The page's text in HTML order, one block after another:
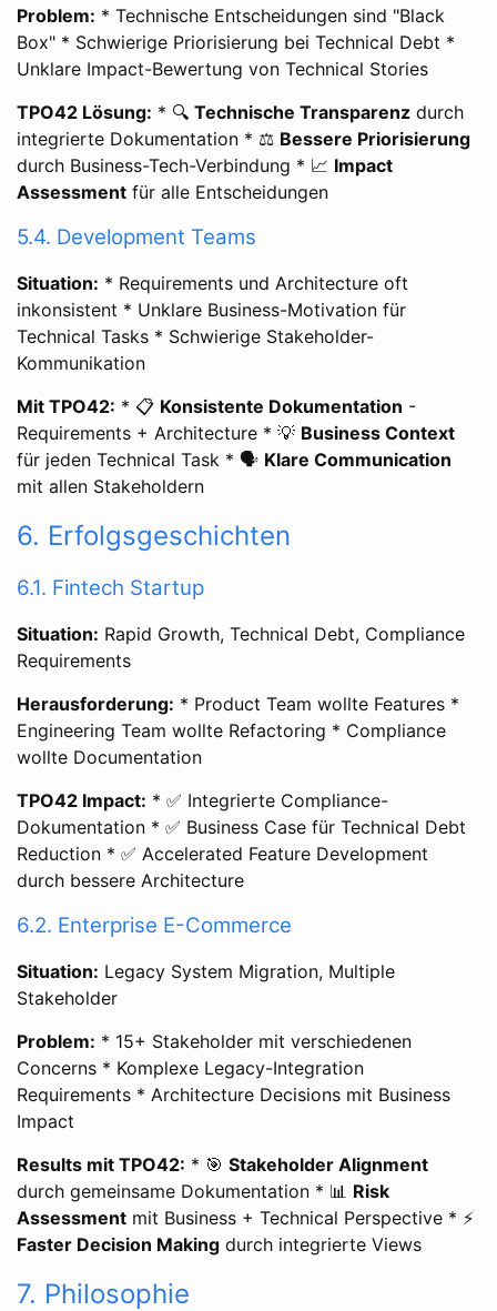
Problem: * Technische Entscheidungen sind "Black
Box" * Schwierige Priorisierung bei Technical Debt *
Unklare Impact-Bewertung von Technical Stories
TPO42 Lösung: * 🔍 Technische Transparenz durch
integrierte Dokumentation * ⚖️ Bessere Priorisierung
durch Business-Tech-Verbindung * 📈 Impact
Assessment für alle Entscheidungen
5.4. Development Teams
Situation: * Requirements und Architecture oft
inkonsistent * Unklare Business-Motivation für
Technical Tasks * Schwierige Stakeholder-
Kommunikation
Mit TPO42: * 📋 Konsistente Dokumentation -
Requirements + Architecture * 💡 Business Context
für jeden Technical Task * 🗣️ Klare Communication
mit allen Stakeholdern
6. Erfolgsgeschichten
6.1. Fintech Startup
Situation: Rapid Growth, Technical Debt, Compliance
Requirements
Herausforderung: * Product Team wollte Features *
Engineering Team wollte Refactoring * Compliance
wollte Documentation
TPO42 Impact: * ✅ Integrierte Compliance-
Dokumentation * ✅ Business Case für Technical Debt
Reduction * ✅ Accelerated Feature Development
durch bessere Architecture
6.2. Enterprise E-Commerce
Situation: Legacy System Migration, Multiple
Stakeholder
Problem: * 15+ Stakeholder mit verschiedenen
Concerns * Komplexe Legacy-Integration
Requirements * Architecture Decisions mit Business
Impact
Results mit TPO42: * 🎯 Stakeholder Alignment
durch gemeinsame Dokumentation * 📊 Risk
Assessment mit Business + Technical Perspective * ⚡
Faster Decision Making durch integrierte Views
7. Philosophie